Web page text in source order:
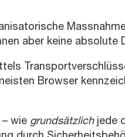
aber keine absolute
Browser
wie grundsätzlichjede